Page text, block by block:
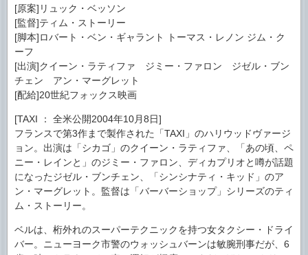
[原案]リュック・ベッソン
[監督]ティム・ストーリー
[脚本]ロバート・ベン・ギャラント トーマス・レノン ジム・ク
ーフ
[出演]クイーン・ラティファ ジミー・ファロン ジゼル・ブン
チェン アン・マーグレット
[配給]20世紀フォックス映画
[TAXI ： 全米公開2004年10月8日]
フランスで第3作まで製作された「TAXI」のハリウッドヴァージ
ョン。出演は「シカゴ」のクイーン・ラティファ、「あの頃、ペ
ニー・レインと」のジミー・ファロン、ディカプリオと噂が話題
になったジゼル・ブンチェン、「シンシナティ・キッド」のア
ン・マーグレット。監督は「バーバーショップ」シリーズのティ
ム・ストーリー。
ベルは、桁外れのスーパーテクニックを持つ女タクシー・ドライ
バー。ニューヨーク市警のウォッシュバーンは敏腕刑事だが、6